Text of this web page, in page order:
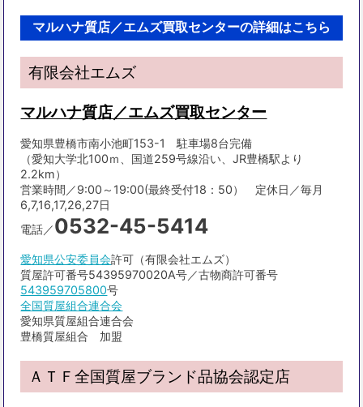
マルハナ質店／エムズ買取センターの詳細はこちら
有限会社エムズ
マルハナ質店／エムズ買取センター
愛知県豊橋市南小池町153-1 駐車場8台完備
（愛知大学北100ｍ、国道259号線沿い、JR豊橋駅より
2.2km）
営業時間／9:00～19:00(最終受付18：50） 定休日／毎月
6,7,16,17,26,27日
電話／0532-45-5414
愛知県公安委員会許可（有限会社エムズ）
質屋許可番号54395970020A号／古物商許可番号
543959705800号
全国質屋組合連合会
愛知県質屋組合連合会
豊橋質屋組合 加盟
ＡＴＦ全国質屋ブランド品協会認定店